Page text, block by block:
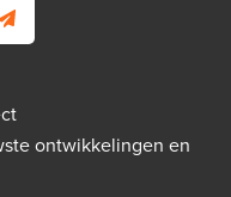
ontwikkelingen en